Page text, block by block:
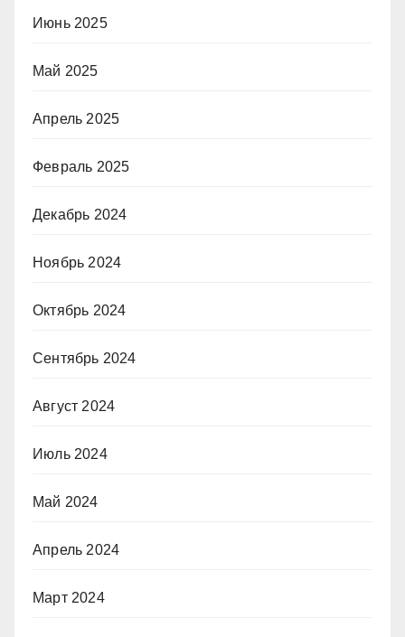
Июнь 2025
Май 2025
Апрель 2025
Февраль 2025
Декабрь 2024
Ноябрь 2024
Октябрь 2024
Сентябрь 2024
Август 2024
Июль 2024
Май 2024
Апрель 2024
Март 2024